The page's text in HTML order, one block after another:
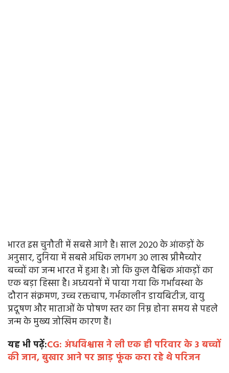
भारत इस चुनौती में सबसे आगे है। साल 2020 के आंकड़ों के
अनुसार, दुनिया में सबसे अधिक लगभग 30 लाख प्रीमैच्योर
बच्चों का जन्म भारत में हुआ है। जो कि कुल वैश्विक आंकड़ों का
एक बड़ा हिस्सा है। अध्ययनों में पाया गया कि गर्भावस्था के
दौरान संक्रमण, उच्च रक्तचाप, गर्भकालीन डायबिटीज, वायु
प्रदूषण और माताओं के पोषण स्तर का निम्न होना समय से पहले
जन्म के मुख्य जोखिम कारण हैं।
यह भी पढ़ें:CG: अंधविश्वास ने ली एक ही परिवार के 3 बच्चों
की जान, बुखार आने पर झाड़ फूंक करा रहे थे परिजन